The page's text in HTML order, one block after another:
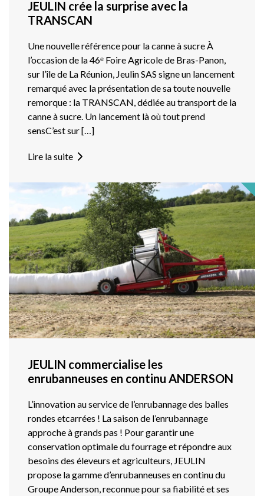
JEULIN crée la surprise avec la
TRANSCAN
Une nouvelle référence pour la canne à sucre À
l’occasion de la 46ᵉ Foire Agricole de Bras-Panon,
sur l’île de La Réunion, Jeulin SAS signe un lancement
remarqué avec la présentation de sa toute nouvelle
remorque : la TRANSCAN, dédiée au transport de la
canne à sucre. Un lancement là où tout prend
sensC’est sur […]
Lire la suite
JEULIN commercialise les
enrubanneuses en continu ANDERSON
L’innovation au service de l’enrubannage des balles
rondes etcarrées ! La saison de l’enrubannage
approche à grands pas ! Pour garantir une
conservation optimale du fourrage et répondre aux
besoins des éleveurs et agriculteurs, JEULIN
propose la gamme d’enrubanneuses en continu du
Groupe Anderson, reconnue pour sa fiabilité et ses